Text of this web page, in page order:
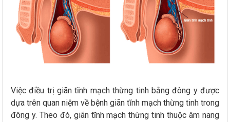
Việc điều trị giãn tĩnh mạch thừng tinh bằng đông y được
dựa trên quan niệm về bệnh giãn tĩnh mạch thừng tinh trong
đông y. Theo đó, giãn tĩnh mạch thừng tinh thuộc âm nang